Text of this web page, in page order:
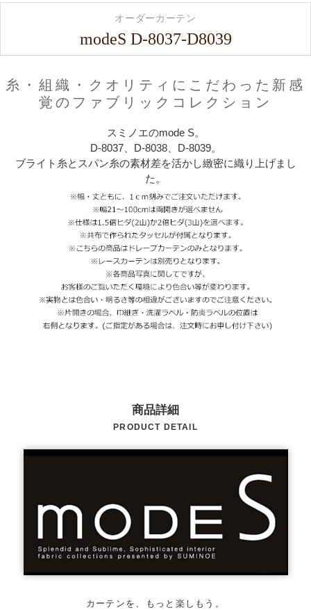
糸・組織・クオリティにこだわった新感
覚のファブリックコレクション
オーダーカーテン
modeS D-8037-D8039
スミノエのmode S。
D-8037、D-8038、D-8039。
ブライト糸とスパン糸の素材差を活かし緻密に織り上げまし
た。
商品詳細
PRODUCT DETAIL
カーテンを、もっと楽しもう。